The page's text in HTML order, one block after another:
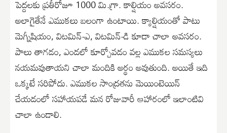
పెద్దలకు ప్రతీరోజూ 1000 మి.గ్రా. కాల్షియం అవసరం.
అలాగైతేనే ఎముకలు బలంగా ఉంటాయి. క్యాల్షియంతో పాటు
మెగ్నీషియం, విటమిన్-ఎ, విటమిన్-డి కూడా చాలా అవసరం.
పాలు తాగడం, ఎండలో కూర్చోవడం వల్ల ఎముకల సమస్యలు
నయమవుతాయని చాలా మందికి అర్థం అవుతుంది. అయితే ఇది
ఒక్కటే సరిపోదు. ఎముకల సాంద్రతను మెయింటెయిన్
చేయడంలో సహాయపడే మన రోజువారీ ఆహారంలో ఇలాంటివి
చాలా ఉండాలి.